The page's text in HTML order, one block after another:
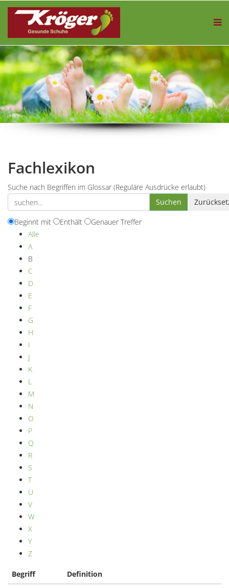
Fachlexikon
Suche nach Begriffen im Glossar (Reguläre Ausdrücke erlaubt)
Beginnt mit Enthält
Genauer Treffer
Alle
A
B
C
D
E
F
G
H
I
J
K
L
M
N
O
P
Q
R
S
T
U
V
W
X
Y
Z
Begriff
Definition